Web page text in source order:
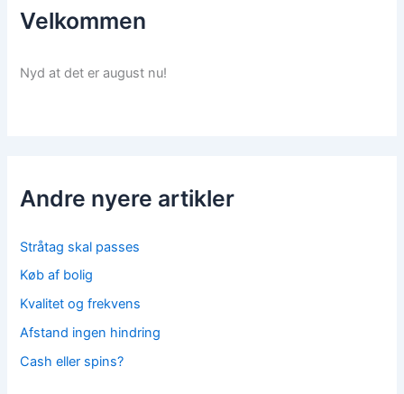
Velkommen
Nyd at det er august nu!
Andre nyere artikler
Stråtag skal passes
Køb af bolig
Kvalitet og frekvens
Afstand ingen hindring
Cash eller spins?